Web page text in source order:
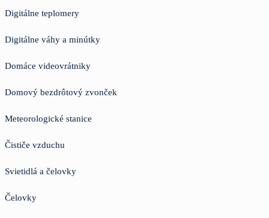
Digitálne teplomery
Digitálne váhy a minútky
Domáce videovrátniky
Domový bezdrôtový zvonček
Meteorologické stanice
Čističe vzduchu
Svietidlá a čelovky
Čelovky